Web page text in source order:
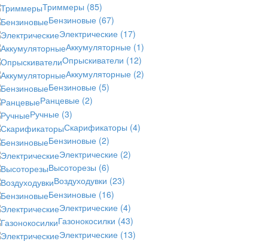
Триммеры (85)
Бензиновые (67)
Электрические (17)
Аккумуляторные (1)
Опрыскиватели (12)
Аккумуляторные (2)
Бензиновые (5)
Ранцевые (2)
Ручные (3)
Скарификаторы (4)
Бензиновые (2)
Электрические (2)
Высоторезы (6)
Воздуходувки (23)
Бензиновые (16)
Электрические (4)
Газонокосилки (43)
Электрические (13)